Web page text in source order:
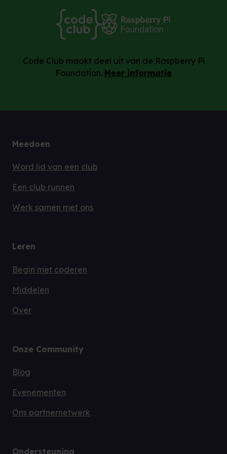
Code Club maakt deel uit van de Raspberry Pi
Foundation. Meer informatie
Meedoen
Word lid van een club
Een club runnen
Werk samen met ons
Leren
Begin met coderen
Middelen
Over
Onze Community
Blog
Evenementen
Ons partnernetwerk
Ondersteuning